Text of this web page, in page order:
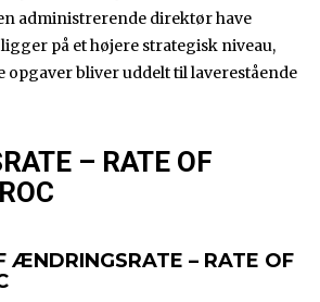
administrerende direktør have
på et højere strategisk niveau,
opgaver bliver uddelt til laverestående
– RATE OF
ÆNDRINGSRATE – RATE OF